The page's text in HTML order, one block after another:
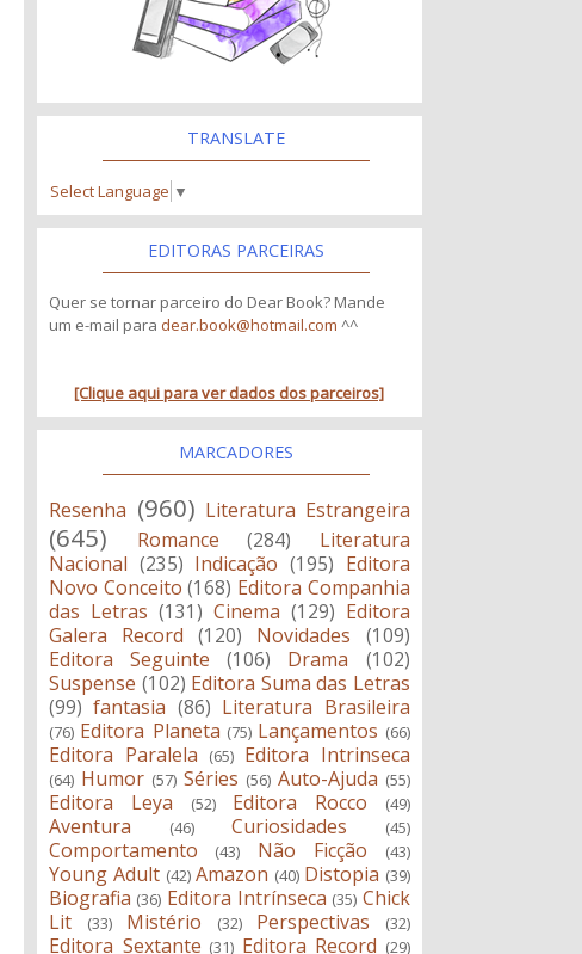
TRANSLATE
Select Language ▼
EDITORAS PARCEIRAS
Quer se tornar parceiro do Dear Book? Mande
um e-mail para dear.book@hotmail.com ^^
[Clique aqui para ver dados dos parceiros]
MARCADORES
Resenha (960) Literatura Estrangeira
(645) Romance (284)
Literatura
Nacional (235) Indicação (195) Editora
Novo Conceito (168) Editora Companhia
das Letras (131) Cinema (129) Editora
Galera Record
(120) Novidades
(109)
Editora Seguinte
(106) Drama
(102)
Suspense (102) Editora Suma das Letras
(99) fantasia (86) Literatura Brasileira
(76) Editora Planeta (75) Lançamentos (66)
Editora Paralela (65) Editora Intrinseca
(64) Humor (57) Séries (56) Auto-Ajuda (55)
Editora Leya (52) Editora Rocco (49)
Aventura (46) Curiosidades (45)
Comportamento (43) Não Ficção (43)
Young Adult (42) Amazon (40) Distopia (39)
Biografia (36) Editora Intrínseca (35) Chick
Lit
(33) Mistério (32) Perspectivas (32)
Editora Sextante (31) Editora Record (29)